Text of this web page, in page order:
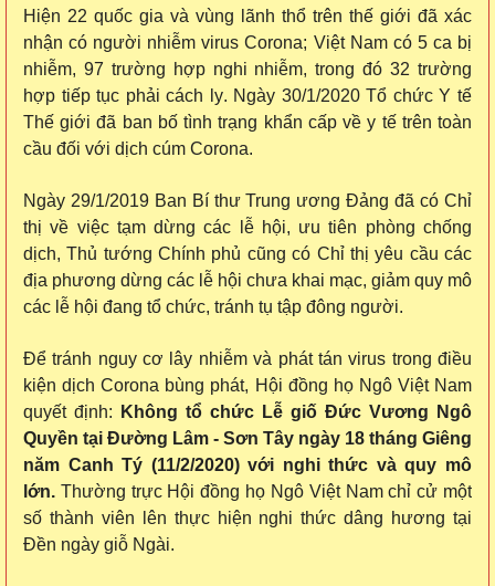
Hiện 22 quốc gia và vùng lãnh thổ trên thế giới đã xác
nhận có người nhiễmvirus Corona; Việt Namcó 5 ca bị
nhiễm, 97 trường hợp nghi nhiễm, trong đó 32 trường
hợp tiếp tục phảicách ly. Ngày 30/1/2020 Tổ chức Y tế
Thế giới đã ban bố tình trạng khẩn cấp vềy tế trên toàn
cầu đối với dịch cúm Corona.
Ngày 29/1/2019 Ban Bí thư Trung ương Đảng đã có Chỉ
thị về việc tạm dừng các lễ hội, ưu tiên phòng chống
dịch, Thủ tướng Chính phủ cũng có Chỉ thị yêu cầu các
địa phương dừng các lễ hội chưa khai mạc, giảm quy mô
các lễ hội đang tổ chức, tránh tụ tập đông người.
Để tránh nguy cơ lây nhiễm và phát tán virus trong điều
kiện dịch Corona bùng phát, Hội đồng họ Ngô Việt Nam
quyết định:
Không tổ chức Lễ giố Đức Vương Ngô
Quyền tại Đường Lâm - Sơn Tây ngày 18 tháng Giêng
năm Canh Tý (11/2/2020) với nghi thức và quy mô
lớn. Thường trực Hội đồng họ Ngô Việt Nam chỉ cử một
số thành viên lên thực hiện nghi thức dâng hương tại
Đền ngày giỗ Ngài.